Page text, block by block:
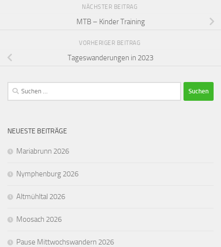
NÄCHSTER BEITRAG
MTB – Kinder Training
VORHERIGER BEITRAG
Tageswanderungen in 2023
Suchen
nach:
NEUESTE BEITRÄGE
Mariabrunn 2026
Nymphenburg 2026
Altmühltal 2026
Moosach 2026
Pause Mittwochswandern 2026